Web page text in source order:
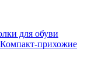
для обуви
Компакт-прихожие